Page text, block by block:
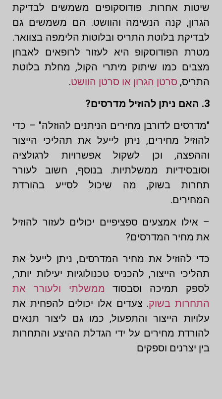
שיטות אחרות. פודוסקופים משמשים לבדיקת
הגרון, קנה הנשימה והוושט. הם משמשים גם
לבדיקת בלוטת התריס ובלוטות הלימפה בצוואר.
מטרת הפודוסקופ היא לעזור לרופאים לאבחן
מצבים כמו שיתוק מיתרי הקול, מחלת בלוטת
התריס, סרטן הגרון או סרטן הוושט.
3. האם ניתן להוזיל מדרסים?
"מדרסים לדורבן מחירים הניתנים להוזלה" – כדי
להוזיל מחירים, ניתן לייעל את תהליכי הייצור
וההפצה, וכן לשקול אפשרויות לרגולציה
וסובסידיות ממשלתיות. בנוסף, חשוב לעורר
תחרות בשוק, מה שיכול לסייע בהורדת
המחירים.
– אילו אמצעים ספציפיים יכולים לעזור להוזיל
את מחיר המדרסים?
כדי להוזיל את מחיר המדרסים, ניתן לייעל את
תהליכי הייצור, להכניס טכנולוגיות יעילות יותר,
לספק תמיכה וסבסוד ממשלתי ולעורר את
התחרות בשוק. צעדים אלו יכולים להפחית את
עלויות הייצור והתפעול, כמו גם ליצור תנאים
להורדת מחירים על ידי הגדלת ההיצע והתחרות
בין יצרנים וספקים